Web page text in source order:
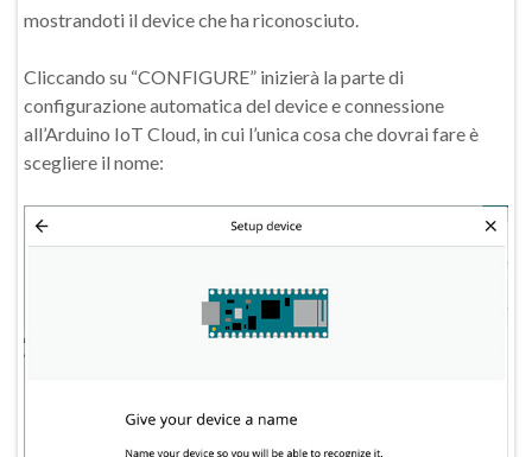
mostrandoti il device che ha riconosciuto.
Cliccando su “CONFIGURE” inizierà la parte di
configurazione automatica del device e connessione
all’Arduino IoT Cloud, in cui l’unica cosa che dovrai fare è
scegliere il nome: